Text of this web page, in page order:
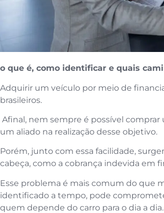
o que é, como identificar e quais
Adquirir um veículo por meio de
brasileiros.
Afinal, nem sempre é possível
um aliado na realização desse objetivo.
Porém, junto com essa facilidade,
cabeça, como a cobrança indevida em
Esse problema é mais comum do que
identificado a tempo, pode
quem depende do carro para o dia a dia.